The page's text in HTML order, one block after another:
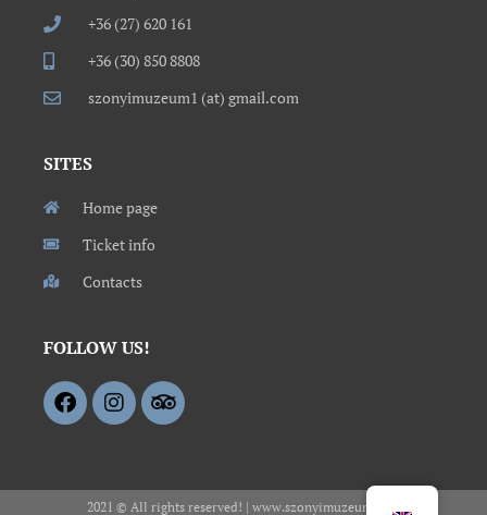
+36 (27) 620 161
+36 (30) 850 8808
szonyimuzeum1 (at) gmail.com
SITES
Home page
Ticket info
Contacts
FOLLOW US!
2021 © All rights reserved! | www.szonyimuzeum.hu -